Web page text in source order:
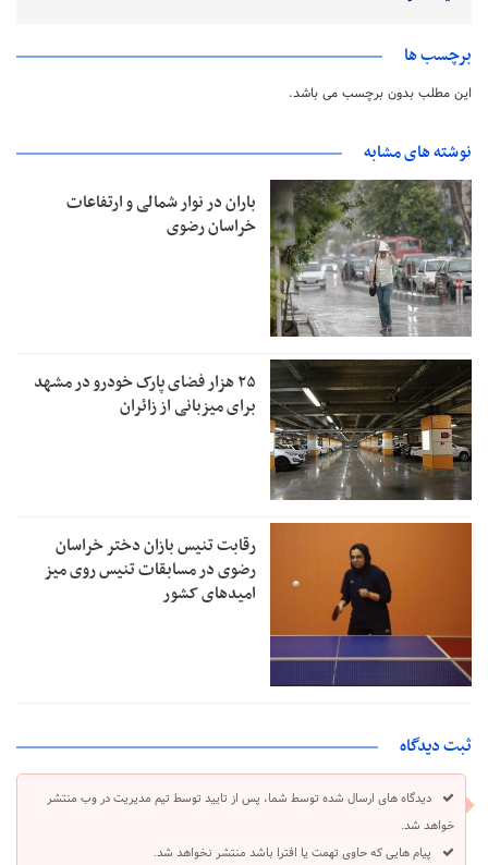
برچسب ها
این مطلب بدون برچسب می باشد.
نوشته های مشابه
باران در نوار شمالی و ارتفاعات
خراسان رضوی
۲۵ هزار فضای پارک خودرو در مشهد
برای میزبانی از زائران
رقابت تنیس بازان دختر خراسان
رضوی در مسابقات تنیس روی میز
امیدهای کشور
ثبت دیدگاه
دیدگاه های ارسال شده توسط شما، پس از تایید توسط تیم مدیریت در وب منتشر
خواهد شد.
پیام هایی که حاوی تهمت یا افترا باشد منتشر نخواهد شد.